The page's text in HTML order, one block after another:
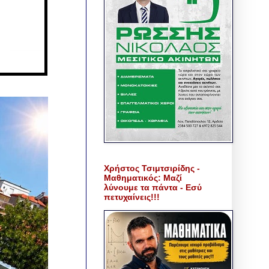
Χρήστος Τσιμτσιρίδης -
Μαθηματικός: Μαζί
λύνουμε τα πάντα - Εσύ
πετυχαίνεις!!!